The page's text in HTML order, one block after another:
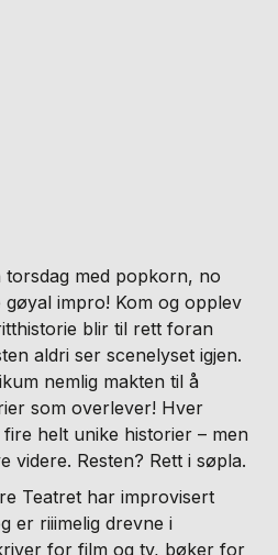
torsdag med popkorn, no
gøyal impro! Kom og opplev
blir til rett foran
aldri ser scenelyset igjen.
nemlig makten til å
som overlever! Hver
helt unike historier – men
videre. Resten? Rett i søpla.
Teatret har improvisert
er riiimelig drevne i
for film og tv, bøker for